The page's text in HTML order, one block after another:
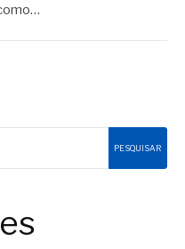
PESQUISAR